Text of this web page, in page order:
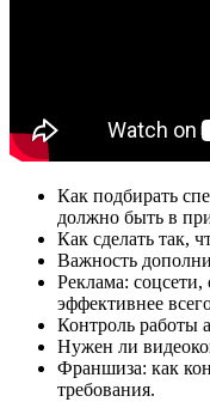
Как подбирать
должно быть в
Как сделать так,
Важность
Реклама: соцсети,
эффективнее
Контроль работы
Нужен ли
Франшиза: как
требования.